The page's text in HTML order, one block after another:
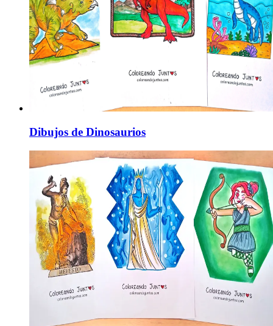
Dibujos de Dinosaurios